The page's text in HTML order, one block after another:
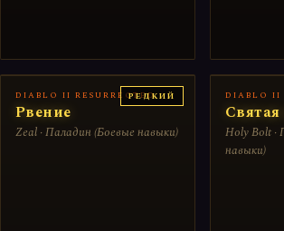
РЕДКИЙ
DIABLO II RESURRECTED
Рвение
Zeal · Паладин (Боевые навыки)
DIABLO II
Святая
Holy Bolt ·
навыки)